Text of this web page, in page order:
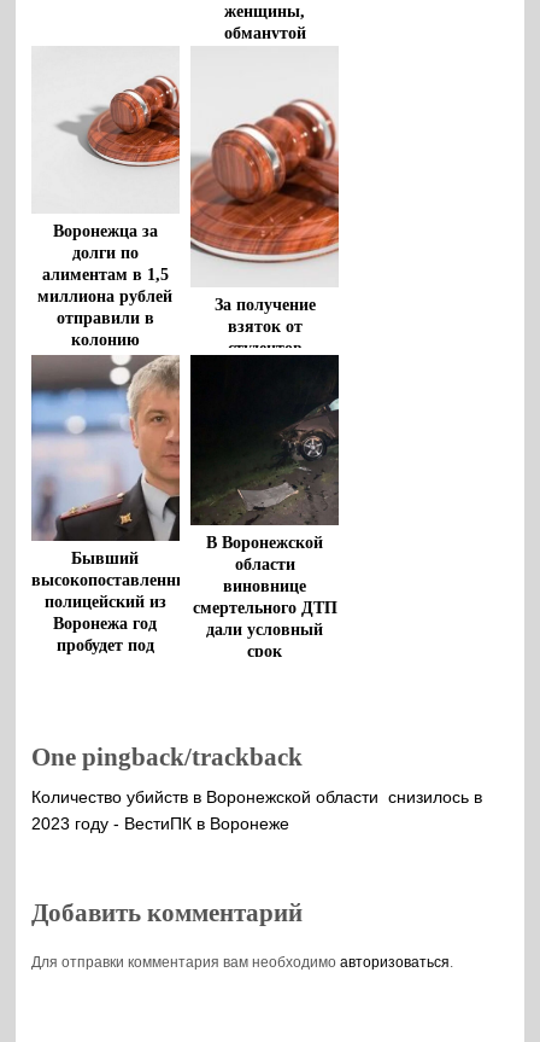
женщины,
обманутой
Воронежца за
долги по
алиментам в 1,5
миллиона рублей
отправили в
колонию
За получение
взяток от
студентов
академии спорта
Бывший
высокопоставленный
полицейский из
Воронежа год
пробудет под
В Воронежской
области
виновнице
смертельного ДТП
дали условный
срок
One pingback/trackback
Количество убийств в Воронежской области снизилось в
2023 году - ВестиПК в Воронеже
Добавить комментарий
Для отправки комментария вам необходимоавторизоваться.